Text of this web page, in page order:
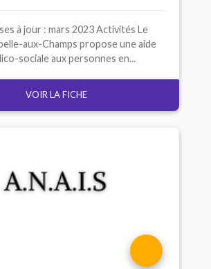
à jour : mars 2023 Activités Le
aux-Champs propose une aide
sociale aux personnes en...
VOIR LA FICHE